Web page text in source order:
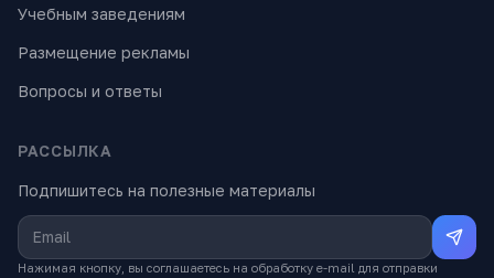
Учебным заведениям
Размещение рекламы
Вопросы и ответы
РАССЫЛКА
Подпишитесь на полезные материалы
Нажимая кнопку, вы соглашаетесь на обработку e-mail для отправки